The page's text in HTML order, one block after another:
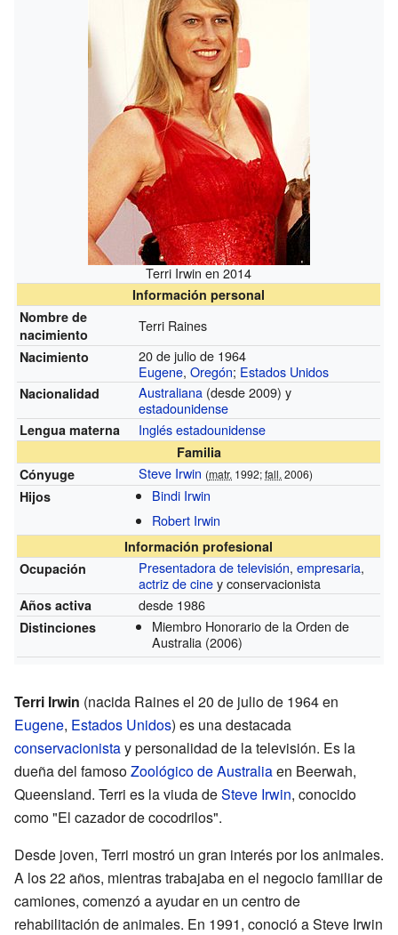
Terri Irwin en 2014
Información personal
Nombre de
nacimiento
Terri Raines
Nacimiento
20 de julio de 1964
Eugene,Oregón; Estados Unidos
Nacionalidad Australiana (desde 2009) y
estadounidense
Lengua materna Inglés estadounidense
Familia
Cónyuge
Steve Irwin (matr. 1992;fall. 2006)
Hijos
Bindi Irwin
Robert Irwin
Información profesional
Ocupación
Presentadora de televisión,empresaria,
actriz de ciney conservacionista
Años activa desde 1986
Distinciones
Miembro Honorario de la Orden de
Australia (2006)
Terri Irwin (nacida Raines el 20 de julio de 1964 en
Eugene, Estados Unidos) es una destacada
conservacionistay personalidad de la televisión. Es la
dueña del famosoZoológico de Australiaen Beerwah,
Queensland. Terri es la viuda deSteve Irwin, conocido
como "El cazador de cocodrilos".
Desde joven, Terri mostró un gran interés por los animales.
A los 22 años, mientras trabajaba en el negocio familiar de
camiones, comenzó a ayudar en un centro de
rehabilitación de animales. En 1991, conoció a Steve Irwin